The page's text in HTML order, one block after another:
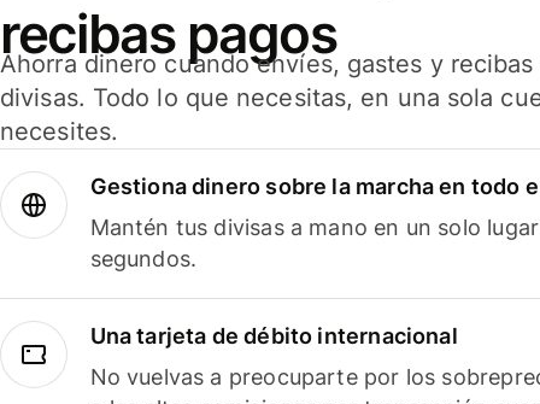
recibas pagos
Ahorra dinero cuando envíes, gastes y
divisas. Todo lo que necesitas, en una sola
necesites.
Gestiona dinero sobre la marcha en todo
Mantén tus divisas a mano en un solo
segundos.
Una tarjeta de débito internacional
No vuelvas a preocuparte por los